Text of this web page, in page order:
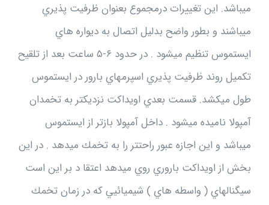
ميباشد. اين تغييرات درمجموع بعنوان ظرفيت پذيري
ميباشند و بطور واضح بدليل اتصال به ديواره هاي
ايستموس تنظيم ميشود . در حدود ۶-۵ ساعت بعد از تلقيح
تكميل روند ظرفيت پذيري اسپرمهاي بارور در ايستموس
طول ميكشد. قسمت بعدي اويداكت نزديكتر به تخمدان
آمپولا ناميده ميشود . داخل آمپولا بازتر از ايستموس
ميباشد و اين اجازه عبور راحتتر را به تخمك ميدهد . در اين
بخش از اويداكت باروري روي ميدهد اعتقا د بر اين است
سيگنالهاي ( واسطه هاي ) شيميائيي كه در زمان تخمك